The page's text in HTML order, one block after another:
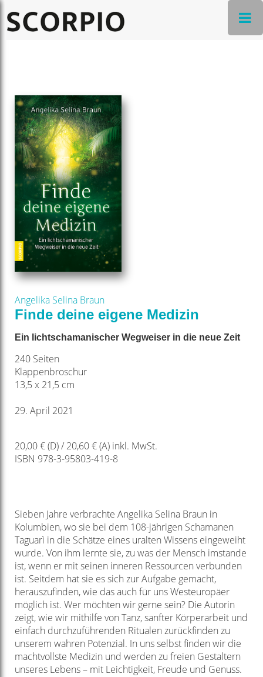
Angelika Selina Braun
Finde deine eigene Medizin
Ein lichtschamanischer Wegweiser in die neue Zeit
240 Seiten
Klappenbroschur
13,5 x 21,5 cm
29. April 2021
20,00 € (D) / 20,60 € (A) inkl. MwSt.
ISBN 978-3-95803-419-8
Sieben Jahre verbrachte Angelika Selina Braun in
Kolumbien, wo sie bei dem 108-jährigen Schamanen
Taguarì in die Schätze eines uralten Wissens eingeweiht
wurde. Von ihm lernte sie, zu was der Mensch imstande
ist, wenn er mit seinen inneren Ressourcen verbunden
ist. Seitdem hat sie es sich zur Aufgabe gemacht,
herauszufinden, wie das auch für uns Westeuropäer
möglich ist. Wer möchten wir gerne sein? Die Autorin
zeigt, wie wir mithilfe von Tanz, sanfter Körperarbeit und
einfach durchzuführenden Ritualen zurückfinden zu
unserem wahren Potenzial. In uns selbst finden wir die
machtvollste Medizin und werden zu freien Gestaltern
unseres Lebens – mit Leichtigkeit, Freude und Genuss.